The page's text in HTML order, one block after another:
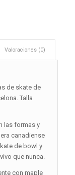
Valoraciones (0)
de skate de
Talla
las formas y
canadiense
de bowl y
que nunca.
con maple